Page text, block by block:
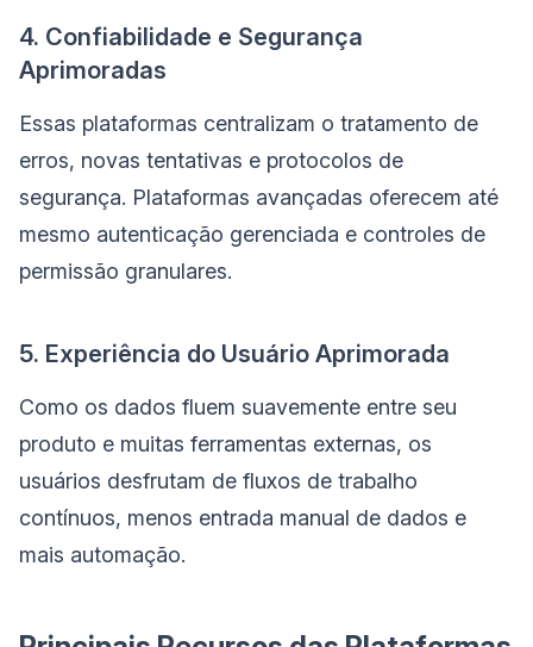
4. Confiabilidade e Segurança
Aprimoradas
Essas plataformas centralizam o tratamento de
erros, novas tentativas e protocolos de
segurança. Plataformas avançadas oferecem até
mesmo autenticação gerenciada e controles de
permissão granulares.
5. Experiência do Usuário Aprimorada
Como os dados fluem suavemente entre seu
produto e muitas ferramentas externas, os
usuários desfrutam de fluxos de trabalho
contínuos, menos entrada manual de dados e
mais automação.